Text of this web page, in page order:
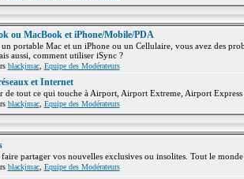
ou MacBook et iPhone/Mobile/PDA
un portable Mac et un iPhone ou un Cellulaire, vous avez des
aussi, comment utiliser iSync ?
blackjmac, Equipe des Modérateurs
et Internet
de tout ce qui touche à Airport, Airport Extreme, Airport
blackjmac, Equipe des Modérateurs
partager vos nouvelles exclusives ou insolites. Tout le
blackjmac, Equipe des Modérateurs